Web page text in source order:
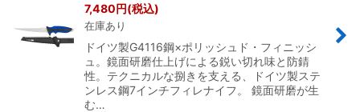
7,480円(税込)
在庫あり
ドイツ製G4116鋼×ポリッシュド・フィニッシ
ュ。鏡面研磨仕上げによる鋭い切れ味と防錆
性。テクニカルな捌きを支える、ドイツ製ステ
ンレス鋼7インチフィレナイフ。 鏡面研磨が生
む…